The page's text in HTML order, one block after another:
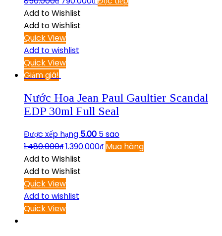
Add to Wishlist
Add to Wishlist
Quick View
Add to wishlist
Quick View
Giảm giá!
Nước Hoa Jean Paul Gaultier Scandal
EDP 30ml Full Seal
Được xếp hạng 5.00 5 sao
1.480.000₫1.390.000₫ Mua hàng
Add to Wishlist
Add to Wishlist
Quick View
Add to wishlist
Quick View